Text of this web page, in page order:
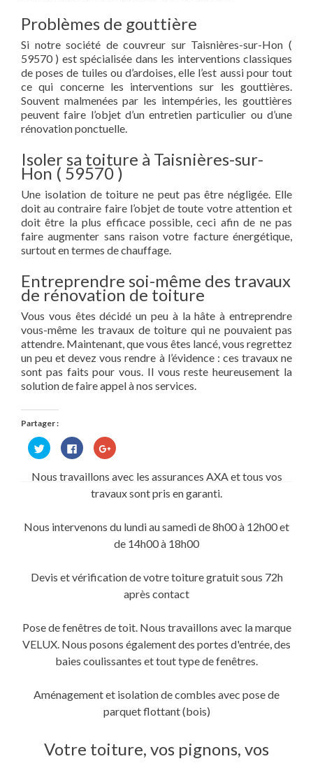
Problèmes de gouttière
Si notre société de couvreur sur Taisnières-sur-Hon (
59570 ) est spécialisée dans les interventions classiques
de poses de tuiles ou d’ardoises, elle l’est aussi pour tout
ce qui concerne les interventions sur les gouttières.
Souvent malmenées par les intempéries, les gouttières
peuvent faire l’objet d’un entretien particulier ou d’une
rénovation ponctuelle.
Isoler sa toiture à Taisnières-sur-
Hon ( 59570 )
Une isolation de toiture ne peut pas être négligée. Elle
doit au contraire faire l’objet de toute votre attention et
doit être la plus efficace possible, ceci afin de ne pas
faire augmenter sans raison votre facture énergétique,
surtout en termes de chauffage.
Entreprendre soi-même des travaux
de rénovation de toiture
Vous vous êtes décidé un peu à la hâte à entreprendre
vous-même les travaux de toiture qui ne pouvaient pas
attendre. Maintenant, que vous êtes lancé, vous regrettez
un peu et devez vous rendre à l’évidence : ces travaux ne
sont pas faits pour vous. Il vous reste heureusement la
solution de faire appel à nos services.
Partager :
Cliquez
pour
partager
Twitter(ouvre
Cliquez
pour
partager
sur
Facebook(ouvre
dans
une
Cliquez
pour
Google+
dans
fenêtre)
Nous travaillons avec les assurances AXA et tous vos
travaux sont pris en garanti.
Nous intervenons du lundi au samedi de 8h00 à 12h00 et
de 14h00 à 18h00
Devis et vérification de votre toiture gratuit sous 72h
après contact
Pose de fenêtres de toit. Nous travaillons avec la marque
VELUX. Nous posons également des portes d'entrée, des
baies coulissantes et tout type de fenêtres.
Aménagement et isolation de combles avec pose de
parquet flottant (bois)
Votre toiture, vos pignons, vos